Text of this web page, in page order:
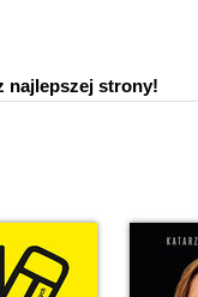
najlepszej strony!